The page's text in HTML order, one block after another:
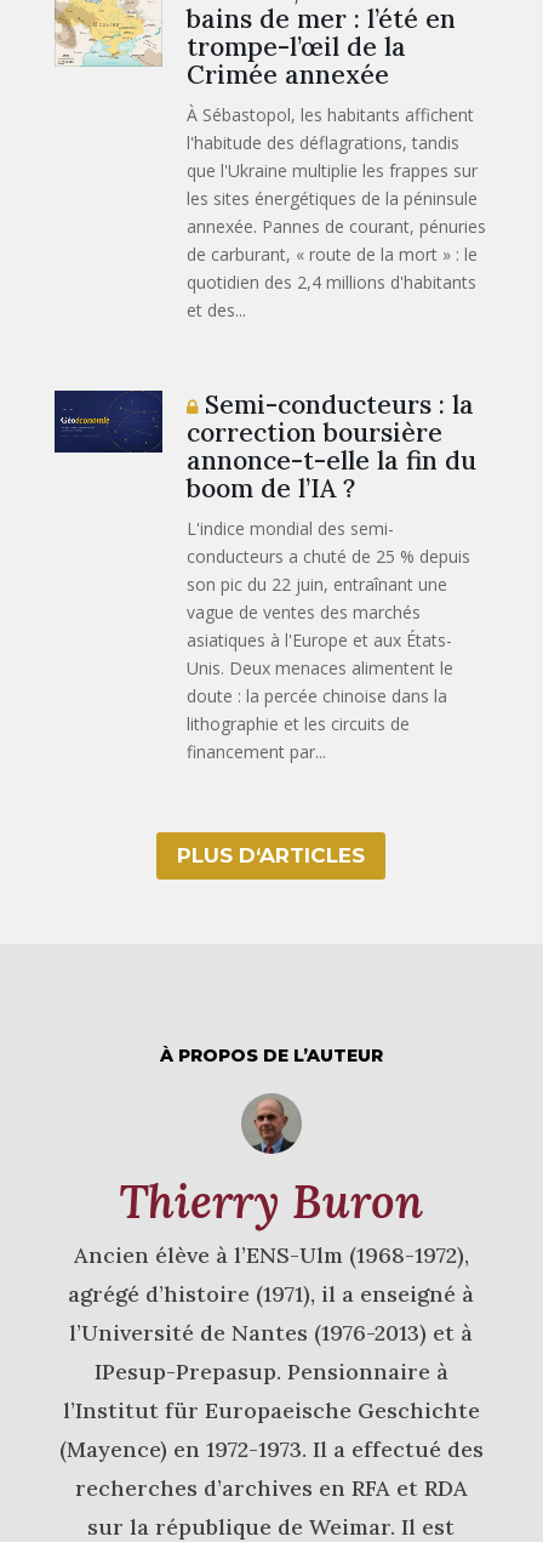
bains de mer : l’été en
trompe-l’œil de la
Crimée annexée
À Sébastopol, les habitants affichent
l'habitude des déflagrations, tandis
que l'Ukraine multiplie les frappes sur
les sites énergétiques de la péninsule
annexée. Pannes de courant, pénuries
de carburant, « route de la mort » : le
quotidien des 2,4 millions d'habitants
et des...
Semi-conducteurs : la
correction boursière
annonce-t-elle la fin du
boom de l’IA ?
L'indice mondial des semi-
conducteurs a chuté de 25 % depuis
son pic du 22 juin, entraînant une
vague de ventes des marchés
asiatiques à l'Europe et aux États-
Unis. Deux menaces alimentent le
doute : la percée chinoise dans la
lithographie et les circuits de
financement par...
PLUS D‘ARTICLES
À PROPOS DE L’AUTEUR
Thierry Buron
Ancien élève à l’ENS-Ulm (1968-1972),
agrégé d’histoire (1971), il a enseigné à
l’Université de Nantes (1976-2013) et à
IPesup-Prepasup. Pensionnaire à
l’Institut für Europaeische Geschichte
(Mayence) en 1972-1973. Il a effectué des
recherches d’archives en RFA et RDA
sur la république de Weimar. Il est